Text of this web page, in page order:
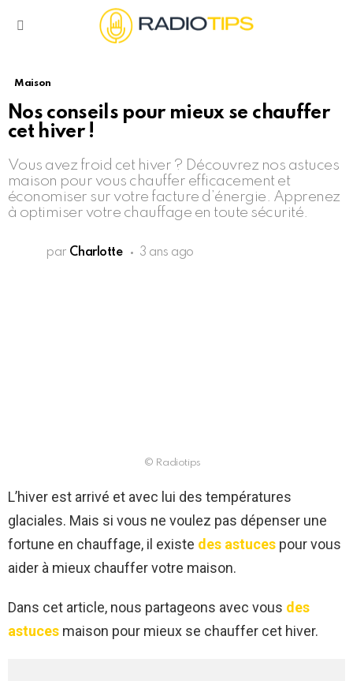
Maison
Nos conseils pour mieux se chauffer
cet hiver !
Vous avez froid cet hiver ? Découvrez nos astuces
maison pour vous chauffer efficacement et
économiser sur votre facture d’énergie. Apprenez
à optimiser votre chauffage en toute sécurité.
par Charlotte 3 ans ago
© Radiotips
L’hiver est arrivé et avec lui des températures
glaciales. Mais si vous ne voulez pas dépenser une
fortune en chauffage, il existe des astuces pour vous
aider à mieux chauffer votre maison.
Dans cet article, nous partageons avec vous des
astuces maison pour mieux se chauffer cet hiver.